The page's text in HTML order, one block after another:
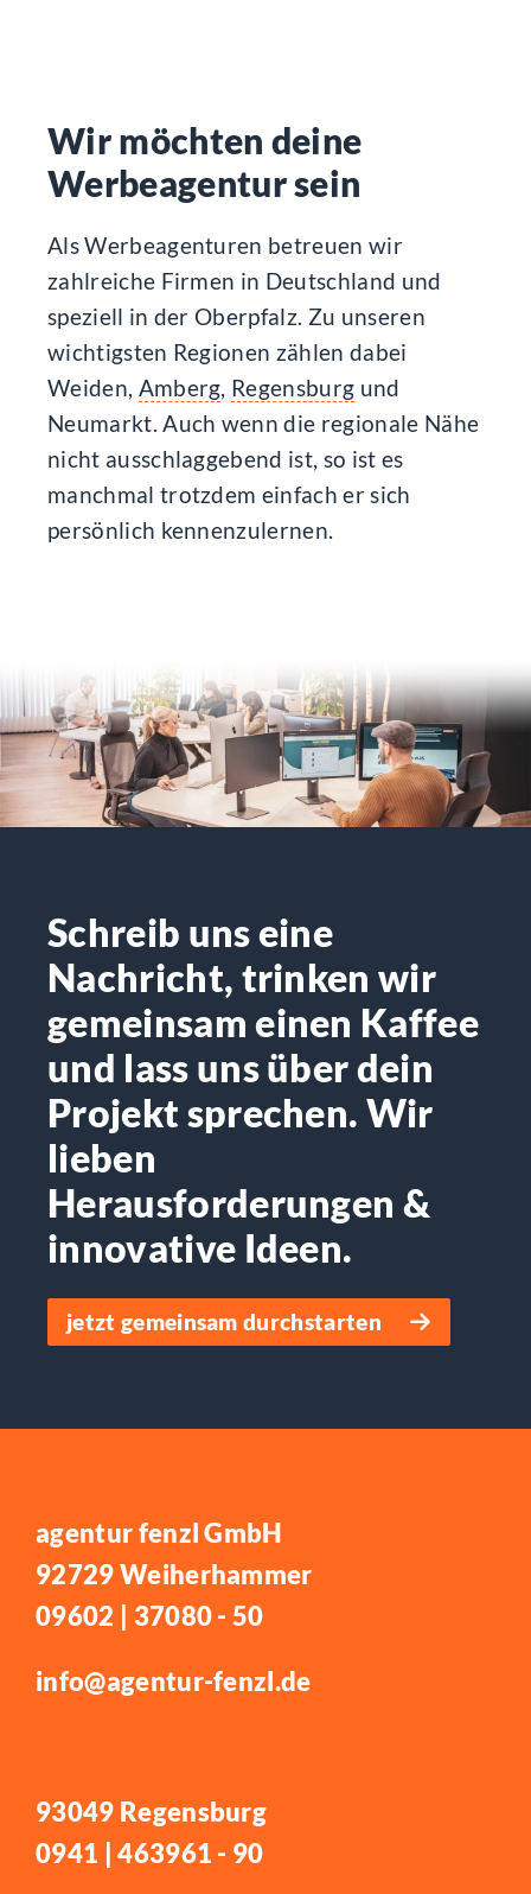
Wir möchten deine
Werbeagentur sein
Als Werbeagenturen betreuen wir
zahlreiche Firmen in Deutschland und
speziell in der Oberpfalz. Zu unseren
wichtigsten Regionen zählen dabei
Weiden, Amberg, Regensburg und
Neumarkt. Auch wenn die regionale Nähe
nicht ausschlaggebend ist, so ist es
manchmal trotzdem einfach er sich
persönlich kennenzulernen.
Schreib uns eine
Nachricht, trinken wir
gemeinsam einen Kaffee
und lass uns über dein
Projekt sprechen. Wir
lieben
Herausforderungen &
innovative Ideen.
jetzt gemeinsam durchstarten
agentur fenzl GmbH
92729 Weiherhammer
09602 | 37080 - 50
info@agentur-fenzl.de
93049 Regensburg
0941 | 463961 - 90